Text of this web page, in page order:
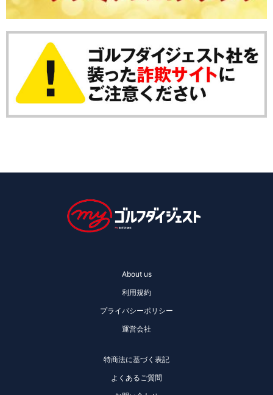
About us
利用規約
プライバシーポリシー
運営会社
特商法に基づく表記
よくあるご質問